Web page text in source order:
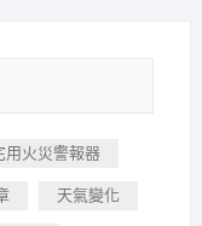
用火災警報器
天氣變化